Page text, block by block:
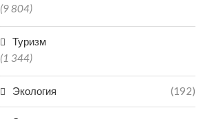
(9 804)
Туризм
(1 344)
Экология (192)